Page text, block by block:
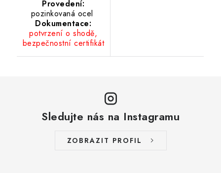
Provedení:
pozinkovaná ocel
Dokumentace:
potvrzení o shodě,
bezpečnostní certifikát
Sledujte nás na Instagramu
ZOBRAZIT PROFIL